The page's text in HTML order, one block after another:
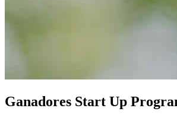
Ganadores Start Up